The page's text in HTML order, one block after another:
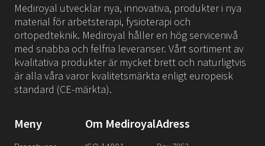
Mediroyal utvecklar nya, innovativa, produkter i nya
material för arbetsterapi, fysioterapi och
ortopedteknik. Mediroyal håller en hög servicenivå
med snabba och felfria leveranser. Vårt sortiment av
kvalitativa produkter är mycket brett och naturligtvis
är alla våra varor kvalitetsmärkta enligt europeisk
standard (CE-märkta).
Meny Om MediroyalAdress